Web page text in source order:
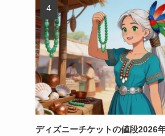
ディズニーチケットの値段2026